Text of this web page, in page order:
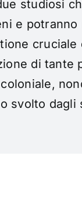
studiosi
e
cruciale
di tante
svolto dagli